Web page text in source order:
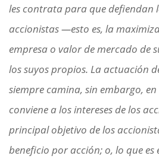
les contrata para que defiendan
accionistas —esto es, la
empresa o valor de mercado de
los suyos propios. La actuación
siempre camina, sin embargo,
conviene a los intereses de los
principal objetivo de los
beneficio por acción; o, lo que es